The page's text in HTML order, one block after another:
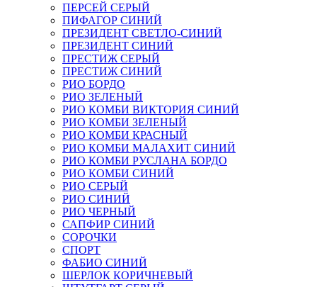
ПЕРСЕЙ СЕРЫЙ
ПИФАГОР СИНИЙ
ПРЕЗИДЕНТ СВЕТЛО-СИНИЙ
ПРЕЗИДЕНТ СИНИЙ
ПРЕСТИЖ СЕРЫЙ
ПРЕСТИЖ СИНИЙ
РИО БОРДО
РИО ЗЕЛЕНЫЙ
РИО КОМБИ ВИКТОРИЯ СИНИЙ
РИО КОМБИ ЗЕЛЕНЫЙ
РИО КОМБИ КРАСНЫЙ
РИО КОМБИ МАЛАХИТ СИНИЙ
РИО КОМБИ РУСЛАНА БОРДО
РИО КОМБИ СИНИЙ
РИО СЕРЫЙ
РИО СИНИЙ
РИО ЧЕРНЫЙ
САПФИР СИНИЙ
СОРОЧКИ
СПОРТ
ФАБИО СИНИЙ
ШЕРЛОК КОРИЧНЕВЫЙ